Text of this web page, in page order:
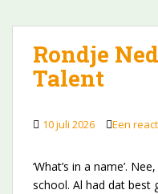
Rondje
Talent
10 juli 2026 Een
‘What’s in a name’.
school. Al had dat best